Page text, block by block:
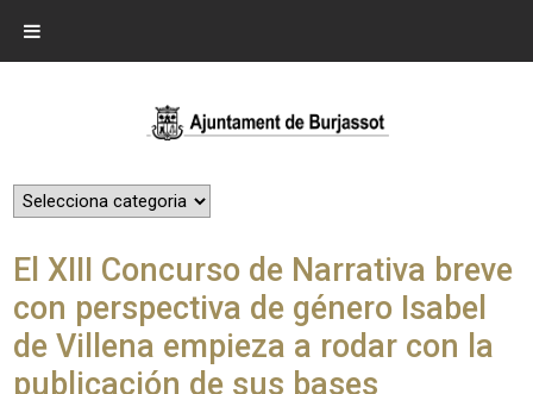
El XIII Concurso de Narrativa breve
con perspectiva de género Isabel
de Villena empieza a rodar con la
publicación de sus bases